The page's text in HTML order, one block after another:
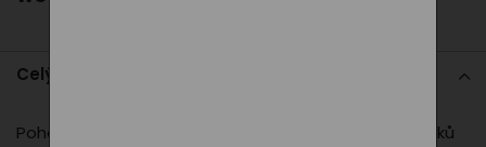
Celý popis
Pohodlné tričko PXI 2024 s originálním motivem ptáčků